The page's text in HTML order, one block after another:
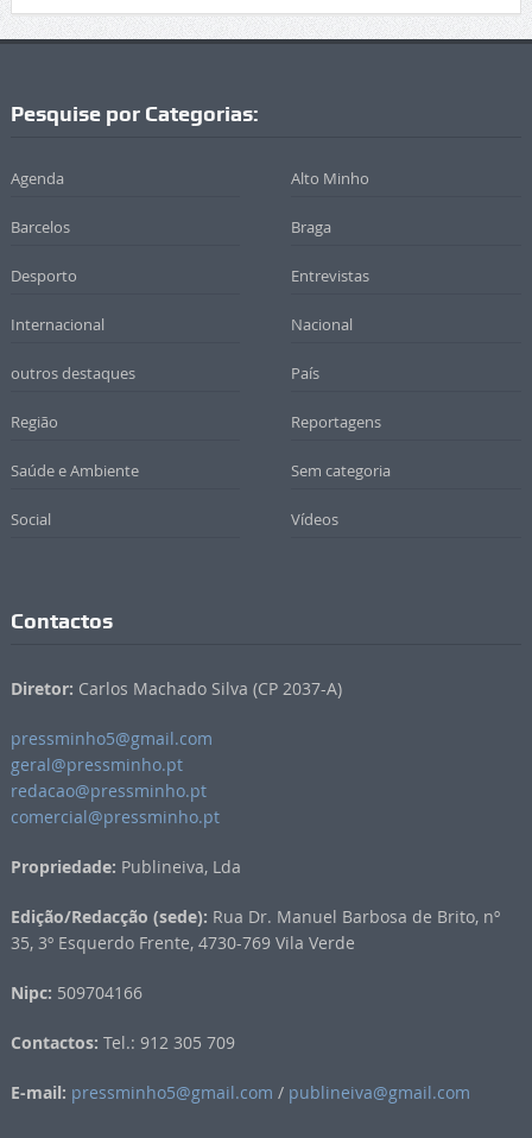
Pesquise por Categorias:
Agenda Alto Minho
Barcelos Braga
Desporto Entrevistas
Internacional Nacional
outros destaques País
Região Reportagens
Saúde e Ambiente Sem categoria
Social Vídeos
Contactos
Diretor: Carlos Machado Silva (CP 2037-A)
pressminho5@gmail.com
geral@pressminho.pt
redacao@pressminho.pt
comercial@pressminho.pt
Propriedade: Publineiva, Lda
Edição/Redacção (sede): Rua Dr. Manuel Barbosa de Brito, nº
35, 3º Esquerdo Frente, 4730-769 Vila Verde
Nipc: 509704166
Contactos: Tel.: 912 305 709
E-mail: pressminho5@gmail.com / publineiva@gmail.com